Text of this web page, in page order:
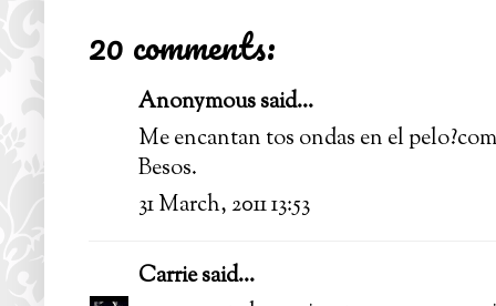
20 comments:
Anonymous said...
Me encantan tos ondas en el
Besos.
31 March, 2011 13:53
Carriesaid...